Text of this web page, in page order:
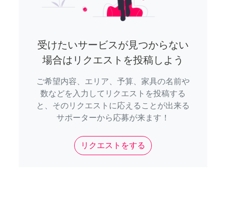
受けたいサービスが見つからない
場合はリクエストを投稿しよう
ご希望内容、エリア、予算、家具の名前や
数などを入力してリクエストを投稿する
と、そのリクエストに応えることが出来る
サポーターから応募が来ます！
リクエストをする